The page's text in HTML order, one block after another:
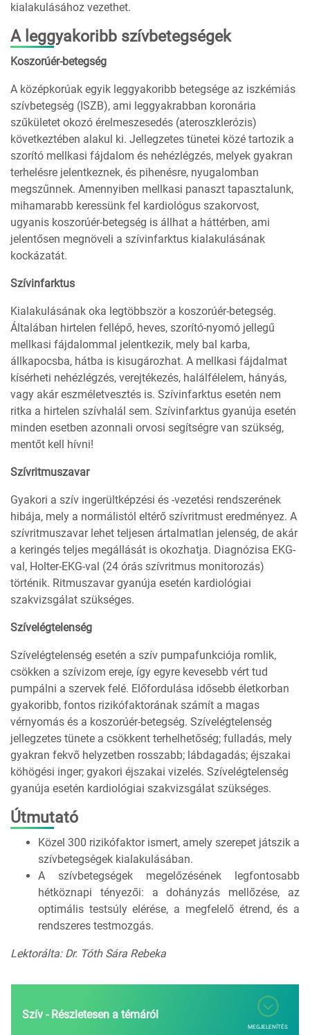
kialakulásához vezethet.
A leggyakoribb szívbetegségek
Koszorúér-betegség
A középkorúak egyik leggyakoribb betegsége az iszkémiás
szívbetegség (ISZB), ami leggyakrabban koronária
szűkületet okozó érelmeszesedés (ateroszklerózis)
következtében alakul ki. Jellegzetes tünetei közé tartozik a
szorító mellkasi fájdalom és nehézlégzés, melyek gyakran
terhelésre jelentkeznek, és pihenésre, nyugalomban
megszűnnek. Amennyiben mellkasi panaszt tapasztalunk,
mihamarabb keressünk fel kardiológus szakorvost,
ugyanis koszorúér-betegség is állhat a háttérben, ami
jelentősen megnöveli a szívinfarktus kialakulásának
kockázatát.
Szívinfarktus
Kialakulásának oka legtöbbször a koszorúér-betegség.
Általában hirtelen fellépő, heves, szorító-nyomó jellegű
mellkasi fájdalommal jelentkezik, mely bal karba,
állkapocsba, hátba is kisugározhat. A mellkasi fájdalmat
kísérheti nehézlégzés, verejtékezés, halálfélelem, hányás,
vagy akár eszméletvesztés is. Szívinfarktus esetén nem
ritka a hirtelen szívhalál sem. Szívinfarktus gyanúja esetén
minden esetben azonnali orvosi segítségre van szükség,
mentőt kell hívni!
Szívritmuszavar
Gyakori a szív ingerültképzési és -vezetési rendszerének
hibája, mely a normálistól eltérő szívritmust eredményez. A
szívritmuszavar lehet teljesen ártalmatlan jelenség, de akár
a keringés teljes megállását is okozhatja. Diagnózisa EKG-
val, Holter-EKG-val (24 órás szívritmus monitorozás)
történik. Ritmuszavar gyanúja esetén kardiológiai
szakvizsgálat szükséges.
Szívelégtelenség
Szívelégtelenség esetén a szív pumpafunkciója romlik,
csökken a szívizom ereje, így egyre kevesebb vért tud
pumpálni a szervek felé. Előfordulása idősebb életkorban
gyakoribb, fontos rizikófaktorának számít a magas
vérnyomás és a koszorúér-betegség. Szívelégtelenség
jellegzetes tünete a csökkent terhelhetőség; fulladás, mely
gyakran fekvő helyzetben rosszabb; lábdagadás; éjszakai
köhögési inger; gyakori éjszakai vizelés. Szívelégtelenség
gyanúja esetén kardiológiai szakvizsgálat szükséges.
Útmutató
Közel 300 rizikófaktor ismert, amely szerepet játszik a
szívbetegségek kialakulásában.
A szívbetegségek megelőzésének legfontosabb
hétköznapi tényezői: a dohányzás mellőzése, az
optimális testsúly elérése, a megfelelő étrend, és a
rendszeres testmozgás.
Lektorálta: Dr. Tóth Sára Rebeka
Szív - Részletesen a témáról
MEGJELENÍTÉS